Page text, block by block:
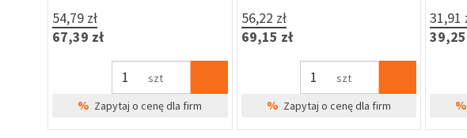
54,79 zł
67,39 zł
szt
% Zapytaj o cenę dla firm
56,22 zł
69,15 zł
szt
% Zapytaj o cenę dla firm
31,91
39,25
%